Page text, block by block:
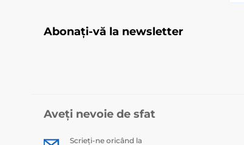
Abonați-vă la newsletter
Aveți nevoie de sfat
Scrieți-ne oricând la